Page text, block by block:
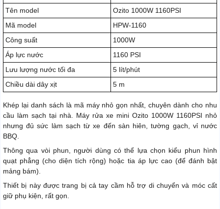
Tên model
Ozito 1000W 1160PSI
Mã model
HPW-1160
Công suất
1000W
Áp lực nước
1160 PSI
Lưu lượng nước tối đa
5 lít/phút
Chiều dài dây xịt
5 m
Khép lại danh sách là mã máy nhỏ gọn nhất, chuyên dành cho nhu
cầu làm sạch tại nhà. Máy rửa xe mini Ozito 1000W 1160PSI nhỏ
nhưng đủ sức làm sạch từ xe đến sàn hiên, tường gạch, vỉ nước
BBQ.
Thông qua vòi phun, người dùng có thể lựa chọn kiểu phun hình
quạt phẳng (cho diện tích rộng) hoặc tia áp lực cao (để đánh bật
mảng bám).
Thiết bị này được trang bị cả tay cầm hỗ trợ di chuyển và móc cất
giữ phụ kiện, rất gọn.